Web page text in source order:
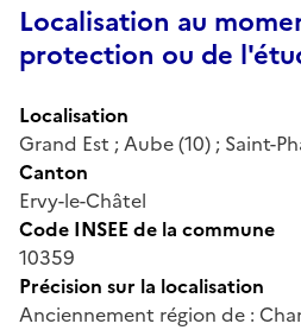
Localisation au
protection ou de
Localisation
Grand Est ; Aube (10) ; Saint-
Canton
Ervy-le-Châtel
Code INSEE de la commune
10359
Précision sur la localisation
Anciennement région de :